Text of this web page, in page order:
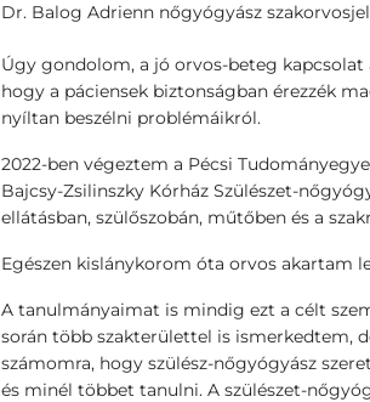
Dr. Balog Adrienn nőgyógyász
Úgy gondolom, a jó orvos-beteg
hogy a páciensek biztonságban érezzék
nyíltan beszélni problémáikról.
2022-ben végeztem a Pécsi
Bajcsy-Zsilinszky Kórház Szülészet-
ellátásban, szülőszobán, műtőben és a
Egészen kislánykorom óta orvos akartam
A tanulmányaimat is mindig ezt a célt
során több szakterülettel is ismerkedtem,
számomra, hogy szülész-nőgyógyász
és minél többet tanulni. A szülészet-